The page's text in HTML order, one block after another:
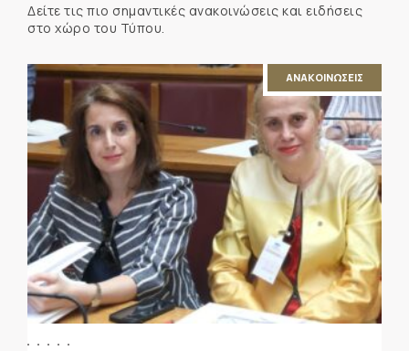
Δείτε τις πιο σημαντικές ανακοινώσεις και ειδήσεις
στο χώρο του Τύπου.
ΑΝΑΚΟΙΝΩΣΕΙΣ